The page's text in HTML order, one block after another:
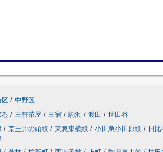
区 / 中野区
巻 / 三軒茶屋 / 三宿 / 駒沢 / 渡田 / 世田谷
/ 京王井の頭線 / 東急東横線 / 小田急小田原線 / 日